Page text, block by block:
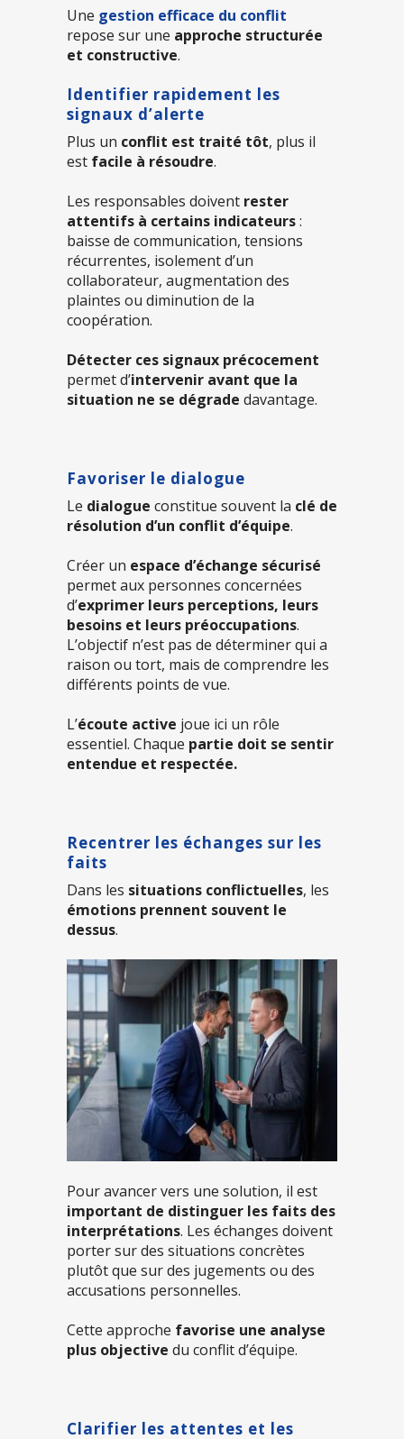
Une gestion efficace du conflit
repose sur une approche structurée
et constructive.
Identifier rapidement les
signaux d’alerte
Plus un conflit est traité tôt, plus il
est facile à résoudre.
Les responsables doivent rester
attentifs à certains indicateurs:
baisse de communication, tensions
récurrentes, isolement d’un
collaborateur, augmentation des
plaintes ou diminution de la
coopération.
Détecter ces signaux précocement
permet d’intervenir avant que la
situation ne se dégrade davantage.
Favoriser le dialogue
Le dialogue constitue souvent la clé de
résolution d’un conflit d’équipe.
Créer un espace d’échange sécurisé
permet aux personnes concernées
d’exprimer leurs perceptions, leurs
besoins et leurs préoccupations.
L’objectif n’est pas de déterminer qui a
raison ou tort, mais de comprendre les
différents points de vue.
L’écoute active joue ici un rôle
essentiel. Chaque partie doit se sentir
entendue et respectée.
Recentrer les échanges sur les
faits
Dans les situations conflictuelles, les
émotions prennent souvent le
dessus.
Pour avancer vers une solution, il est
important de distinguer les faits des
interprétations. Les échanges doivent
porter sur des situations concrètes
plutôt que sur des jugements ou des
accusations personnelles.
Cette approche favorise une analyse
plus objective du conflit d’équipe.
Clarifier les attentes et les